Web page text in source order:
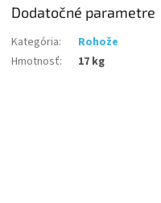
Dodatočné parametre
Kategória:
Rohože
Hmotnosť: 17 kg